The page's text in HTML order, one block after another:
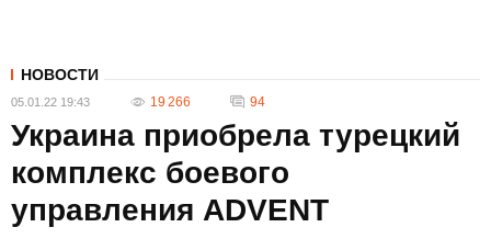
НОВОСТИ
05.01.22 19:43 19 266 94
Украина приобрела турецкий
комплекс боевого
управления ADVENT